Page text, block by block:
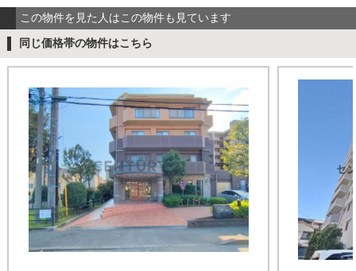
この物件を見た人はこの物件も見ています
同じ価格帯の物件はこちら